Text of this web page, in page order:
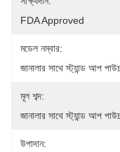
FDA Approved
মডেল নম্বার:
জানালার সাথে স্ট্যান্ড আপ
মূল শব্দ:
জানালার সাথে স্ট্যান্ড আপ
উপাদান: